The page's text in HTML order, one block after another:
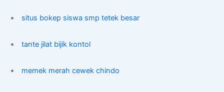
situs bokep siswa smp tetek besar
tante jilat bijik kontol
memek merah cewek chindo